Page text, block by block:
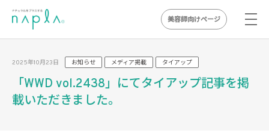
content
美容師向けページ
2025年10月23日 お知らせ メディア掲載 タイアップ
「WWD vol.2438」にてタイアップ記事を掲
載いただきました。